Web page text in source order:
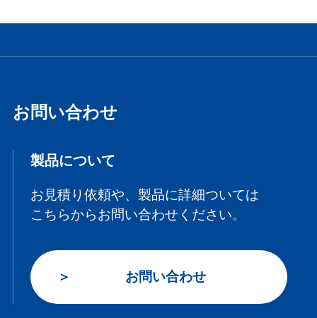
お問い合わせ
製品について
お見積り依頼や、製品に詳細ついては
こちらからお問い合わせください。
お問い合わせ